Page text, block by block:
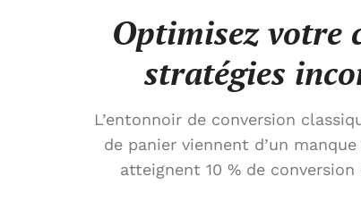
Optimisez votre
stratégies
L’entonnoir de conversion
de panier viennent d’un
atteignent 10 % de